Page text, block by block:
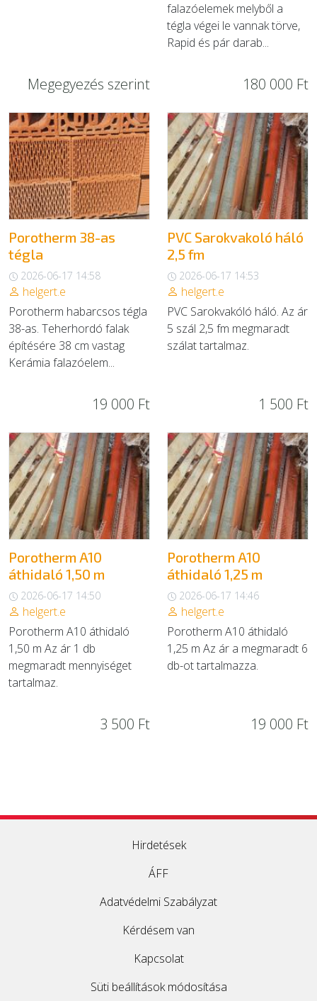
Megegyezés szerint
falazóelemek melyből a
tégla végei le vannak törve,
Rapid és pár darab...
180 000 Ft
Porotherm 38-as
tégla
2026-06-17 14:58
helgert.e
Porotherm habarcsos tégla
38-as. Teherhordó falak
építésére 38 cm vastag
Kerámia falazóelem...
19 000 Ft
PVC Sarokvakoló háló
2,5 fm
2026-06-17 14:53
helgert.e
PVC Sarokvakóló háló. Az ár
5 szál 2,5 fm megmaradt
szálat tartalmaz.
1 500 Ft
Porotherm A10
áthidaló 1,50 m
2026-06-17 14:50
helgert.e
Porotherm A10 áthidaló
1,50 m Az ár 1 db
megmaradt mennyiséget
tartalmaz.
3 500 Ft
Porotherm A10
áthidaló 1,25 m
2026-06-17 14:46
helgert.e
Porotherm A10 áthidaló
1,25 m Az ár a megmaradt 6
db-ot tartalmazza.
19 000 Ft
Hirdetések
ÁFF
Adatvédelmi Szabályzat
Kérdésem van
Kapcsolat
Süti beállítások módosítása